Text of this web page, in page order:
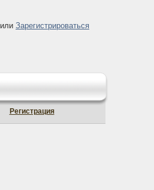
или Зарегистрироваться
Регистрация